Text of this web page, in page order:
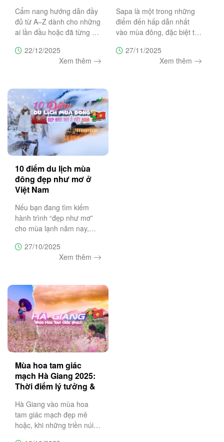
Cẩm nang hướng dẫn đầy
đủ từ A–Z dành cho những
ai lần đầu hoặc đã từng du
chọn đúng thời điểm, lên
lịch trình hợp lý, ngắm hoa
22/12/2025
Xem thêm
Sapa là một trong những
điểm đến hấp dẫn nhất
vào mùa đông, đặc biệt từ
du khách có cơ hội săn
tuyết và chiêm ngưỡng
27/11/2025
Xem thêm
10 điểm du lịch mùa
đông đẹp như mơ ở
Việt Nam
Nếu bạn đang tìm kiếm
hành trình “đẹp như mơ”
cho mùa lạnh năm nay,
Tourist khám phá 10 điểm
đến mùa đông tuyệt vời
ca của thiên
27/10/2025
Xem thêm
Mùa hoa tam giác
mạch Hà Giang 2025:
Thời điểm lý tưởng &
Hà Giang vào mùa hoa
tam giác mạch đẹp mê
hoặc, khi những triền núi